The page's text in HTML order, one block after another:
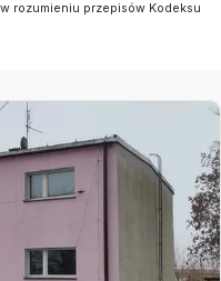
rozumieniu przepisów Kodeksu